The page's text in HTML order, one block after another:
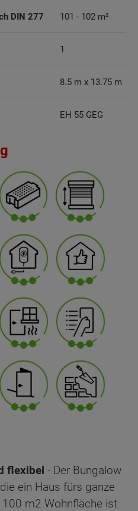
DIN 277 101 - 102 m²
1
8.5 m x 13.75 m
EH 55 GEG
flexibel - Der Bungalow
ein Haus fürs ganze
m2 Wohnfläche ist